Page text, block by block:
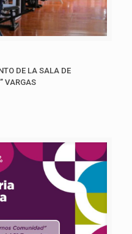
DE LA SALA DE
VARGAS